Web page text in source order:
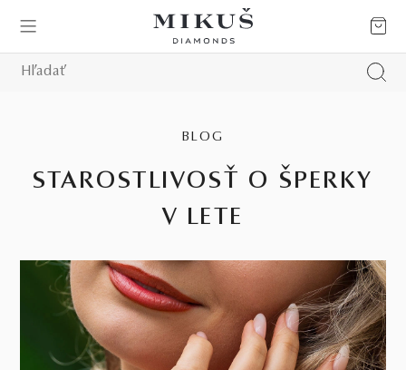
BLOG
STAROSTLIVOSŤ O ŠPERKY
V LETE